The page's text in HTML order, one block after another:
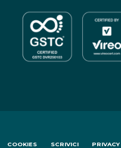
COOKIES SCRIVICI PRIVACY